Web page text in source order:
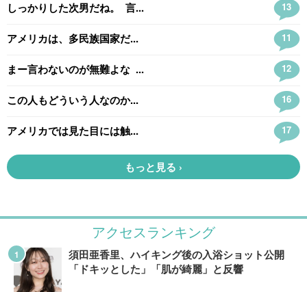
アクセスランキング
須田亜香里、ハイキング後の入浴ショット公開
「ドキッとした」「肌が綺麗」と反響